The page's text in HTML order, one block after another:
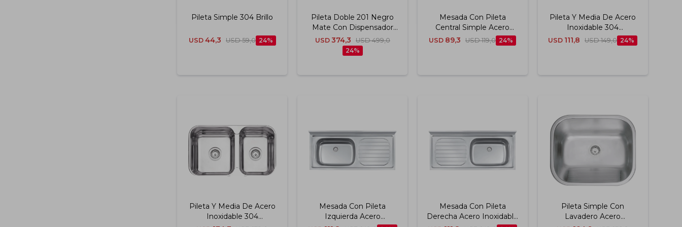
Pileta Simple 304 Brillo
USD 44,3 USD 59,0 24
Pileta Doble 201 Negro
Mate Con Dispensador
De Jabon
USD 374,3 USD 499,0
24
Mesada Con Pileta
Central Simple Acero
Inoxidable 201 120x55 Cm
USD 89,3 USD 119,0 24
Pileta Y Media De Acero
Inoxidable 304
Terminación Mate
USD 111,8 USD 149,0 24
Pileta Y Media De Acero
Inoxidable 304
Mesada Con Pileta
Izquierda Acero
Mesada Con Pileta
Derecha Acero Inoxidable
Pileta Simple Con
Lavadero Acero